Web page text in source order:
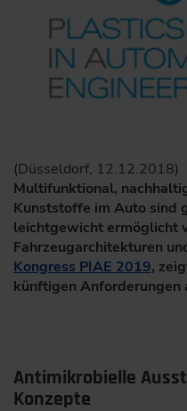
(Düsseldorf, 12.12.2018)
Multifunktional,
Kunststoffe im Auto sind
leichtgewicht ermöglicht
Fahrzeugarchitekturen
Kongress PIAE 2019,
künftigen Anforderungen
Antimikrobielle
Konzepte